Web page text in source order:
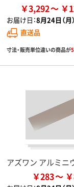
￥3,292 ￥
お届け日：8月24日（月
直送品
寸法・販売単位違いの商品が5
アズワン アルミニ
￥283